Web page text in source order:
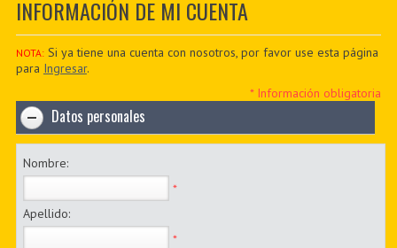
CONTACTO
PDF BOOKS
INFORMACIÓN DE MI CUENTA
NOTA:Si ya tiene una cuenta con nosotros, por favor use esta página
para Ingresar.
* Información obligatoria
Datos personales
Nombre:
*
Apellido:
*